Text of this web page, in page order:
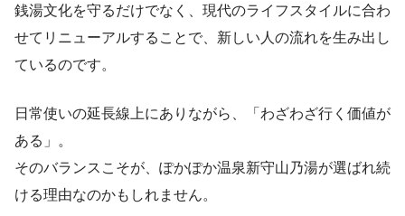
銭湯文化を守るだけでなく、現代のライフスタイルに合わ
せてリニューアルすることで、新しい人の流れを生み出し
ているのです。
日常使いの延長線上にありながら、「わざわざ行く価値が
ある」。
そのバランスこそが、ぽかぽか温泉新守山乃湯が選ばれ続
ける理由なのかもしれません。